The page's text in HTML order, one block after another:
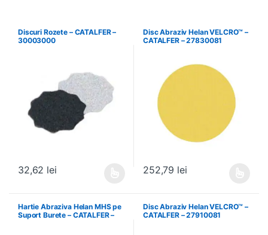
Discuri Rozete – CATALFER –
30003000
32,62 lei
Disc Abraziv Helan VELCRO™ –
CATALFER – 27830081
252,79 lei
Hartie Abraziva Helan MHS pe
Suport Burete – CATALFER –
Disc Abraziv Helan VELCRO™ –
CATALFER – 27910081